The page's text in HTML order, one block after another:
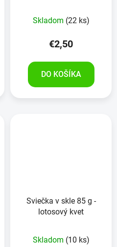
Skladom (22 ks)
€2,50
DO KOŠÍKA
Sviečka v skle 85 g -
lotosový kvet
Skladom (10 ks)